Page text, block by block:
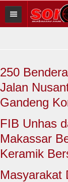
250
Jalan
Gandeng
FIB Unhas
Makassar
Keramik
Masyarakat